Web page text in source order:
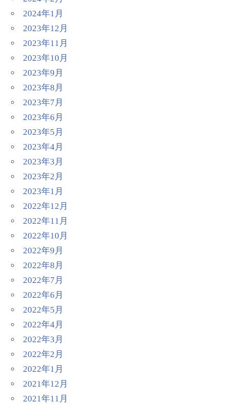
2024年1月
2023年12月
2023年11月
2023年10月
2023年9月
2023年8月
2023年7月
2023年6月
2023年5月
2023年4月
2023年3月
2023年2月
2023年1月
2022年12月
2022年11月
2022年10月
2022年9月
2022年8月
2022年7月
2022年6月
2022年5月
2022年4月
2022年3月
2022年2月
2022年1月
2021年12月
2021年11月